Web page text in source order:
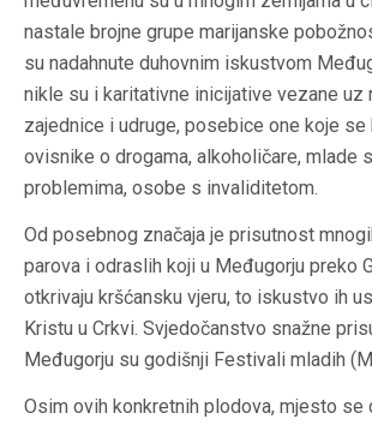
nastale brojne grupe marijanske
su nadahnute duhovnim iskustvom
nikle su i karitativne inicijative vezane uz
zajednice i udruge, posebice one koje se
ovisnike o drogama, alkoholičare, mlade
problemima, osobe s invaliditetom.
Od posebnog značaja je prisutnost
parova i odraslih koji u Međugorju preko
otkrivaju kršćansku vjeru, to iskustvo ih
Kristu u Crkvi. Svjedočanstvo snažne
Međugorju su godišnji Festivali mladih
Osim ovih konkretnih plodova, mjesto se